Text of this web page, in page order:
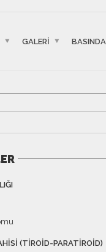
GALERI BASINDA
(TIROID-PARATIROID)